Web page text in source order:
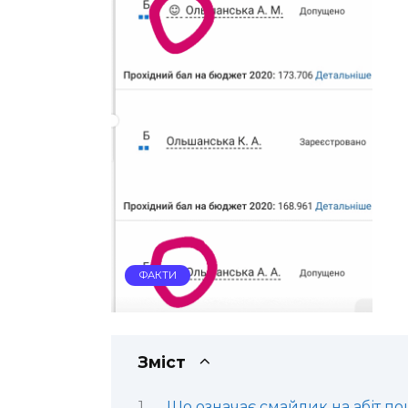
ФАКТИ
Зміст